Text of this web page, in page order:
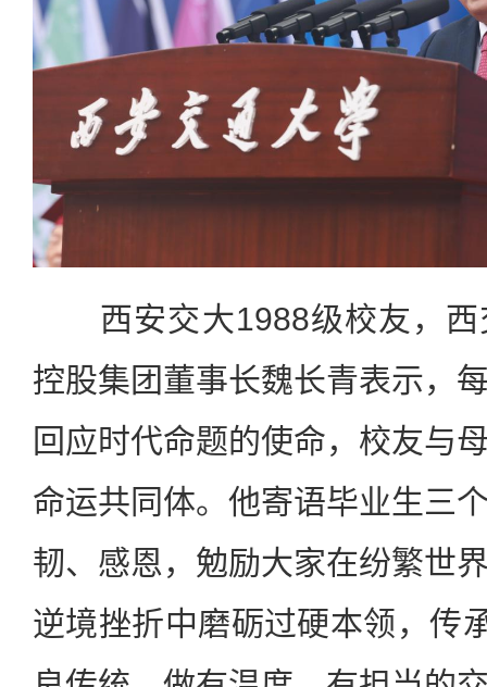
西安交大1988级校友，西
控股集团董事长魏长青表示，
回应时代命题的使命，校友与
命运共同体。他寄语毕业生
韧、感恩，勉励大家在纷繁世
逆境挫折中磨砺过硬本领，传